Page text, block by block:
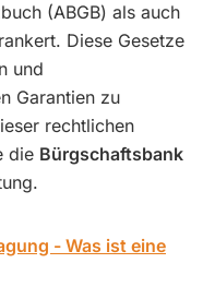
(ABGB) als auch
Diese Gesetze
und
Garantien zu
rechtlichen
die Bürgschaftsbank
- Was ist eine